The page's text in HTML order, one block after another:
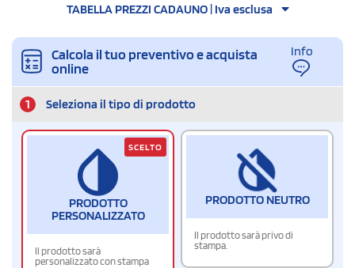
TABELLA PREZZI CADAUNO | Iva esclusa
Calcola il tuo preventivo e acquista
online
Info
1 Seleziona il tipo di prodotto
PRODOTTO
PERSONALIZZATO
Il prodotto sarà
personalizzato con stampa
SCELTO
PRODOTTO NEUTRO
Il prodotto sarà privo di
stampa.